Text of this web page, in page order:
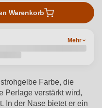
Warenkorb
Mehr
Farbe, die
Perlage verstärkt wird,
In der Nase bietet er ein